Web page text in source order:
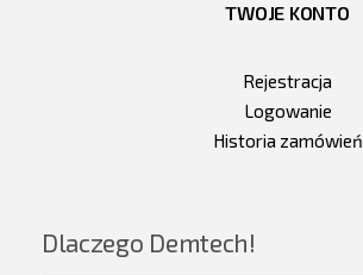
TWOJE KONTO
Rejestracja
Logowanie
Historia zamówień
Dlaczego Demtech!